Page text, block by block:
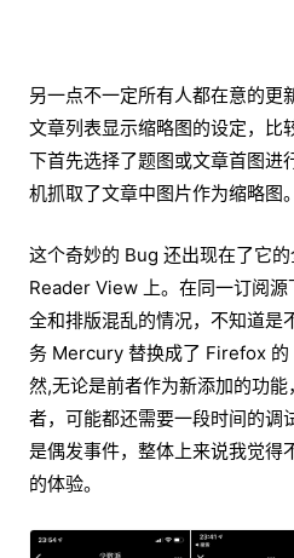
另一点不一定所有人都在意的
文章列表显示缩略图的设定，比
下首先选择了题图或文章首图进
机抓取了文章中图片作为缩略图。
这个奇妙的 Bug 还出现在了它
Reader View 上。在同一订阅
全和排版混乱的情况，不知道是
务 Mercury 替换成了 Firefox 的
然,无论是前者作为新添加的功
者，可能都还需要一段时间的调
是偶发事件，整体上来说我觉得
的体验。